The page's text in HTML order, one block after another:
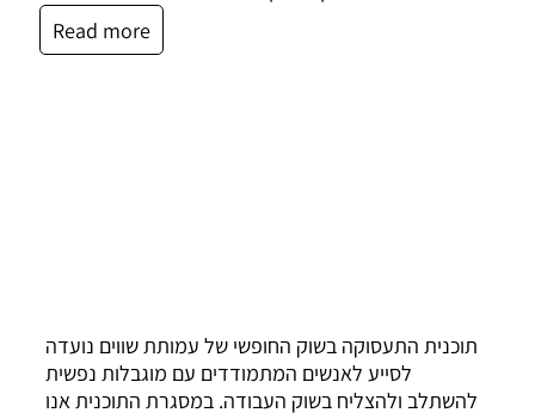
Read more
תוכנית התעסוקה בשוק החופשי של עמותת שווים נועדה
לסייע לאנשים המתמודדים עם מוגבלות נפשית
להשתלב ולהצליח בשוק העבודה. במסגרת התוכנית אנו